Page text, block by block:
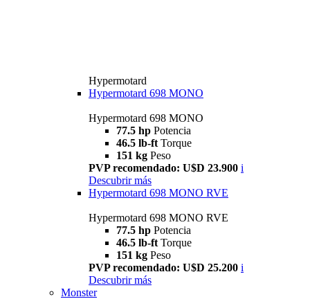
Hypermotard
Hypermotard 698 MONO
Hypermotard 698 MONO
77.5 hp Potencia
46.5 lb-ft Torque
151 kg Peso
PVP recomendado: U$D 23.900 i
Descubrir más
Hypermotard 698 MONO RVE
Hypermotard 698 MONO RVE
77.5 hp Potencia
46.5 lb-ft Torque
151 kg Peso
PVP recomendado: U$D 25.200 i
Descubrir más
Monster